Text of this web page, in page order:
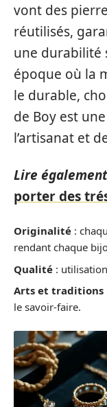
vont des
réutilisés,
une durabilité
époque où la
le durable,
de Boy est
l’artisanat et
Lire
porter des
Originalité :
rendant chaque
Qualité :
Arts et traditions
le savoir-faire.